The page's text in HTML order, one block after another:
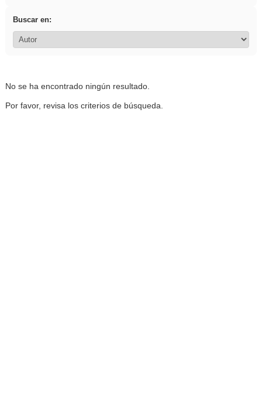
Buscar en:
No se ha encontrado ningún resultado.
Por favor, revisa los criterios de búsqueda.